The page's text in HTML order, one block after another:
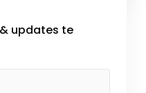
updates te